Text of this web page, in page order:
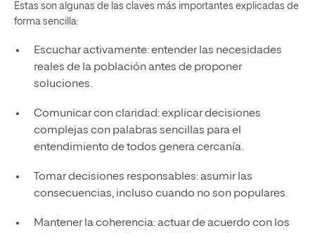
Estas son algunas de las claves más importantes explicadas de
forma sencilla:
Escuchar activamente: entender las necesidades
reales de la población antes de proponer
soluciones.
Comunicar con claridad: explicar decisiones
complejas con palabras sencillas para el
entendimiento de todos genera cercanía.
Tomar decisiones responsables: asumir las
consecuencias, incluso cuando no son populares.
Mantener la coherencia: actuar de acuerdo con los